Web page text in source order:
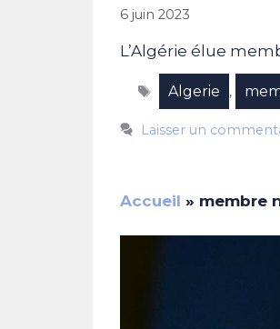
6 juin 2023
L’Algérie élue
Étiquettes
Algerie ,
Laisser un
Accueil » membre